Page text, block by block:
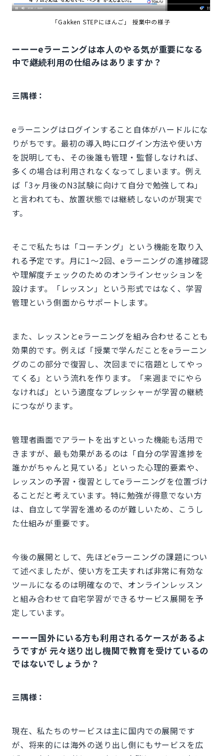
「Gakken STEPにほんご」 授業中の様子
ーーーeラーニングは本人のやる気が重要になる
中で継続利用の仕組みはありますか？
三隅様：
eラーニングはログインすること自体がハードルにな
りがちです。最初の導入時にログイン方法や使い方
を説明しても、その後誰も管理・監督しなければ、
多くの場合は利用されなくなってしまいます。例え
ば「3ヶ月後のN3試験に向けて自分で勉強してね」
と言われても、放置状態では継続しないのが現実で
す。
そこで私たちは「コーチング」という機能を取り入
れる予定です。月に1〜2回、eラーニングの進捗確認
や理解度チェックのためのオンラインセッションを
設けます。「レッスン」という形式ではなく、学習
管理という側面からサポートします。
また、レッスンとeラーニングを組み合わせることも
効果的です。例えば「授業で学んだことをeラーニン
グのこの部分で復習し、次回までに宿題としてやっ
てくる」という流れを作ります。「来週までにやら
なければ」という適度なプレッシャーが学習の継続
につながります。
管理者画面でアラートを出すといった機能も活用で
きますが、最も効果があるのは「自分の学習進捗を
誰かがちゃんと見ている」といった心理的要素や、
レッスンの予習・復習としてeラーニングを位置づけ
ることだと考えています。特に勉強が得意でない方
は、自立して学習を進めるのが難しいため、こうし
た仕組みが重要です。
今後の展開として、先ほどeラーニングの課題につい
て述べましたが、使い方を工夫すれば非常に有効な
ツールになるのは明確なので、オンラインレッスン
と組み合わせて自宅学習ができるサービス展開を予
定しています。
ーーー国外にいる方も利用されるケースがあるよ
うですが 元々送り出し機関で教育を受けているの
ではないでしょうか？
三隅様：
現在、私たちのサービスは主に国内での展開です
が、将来的には海外の送り出し側にもサービスを広